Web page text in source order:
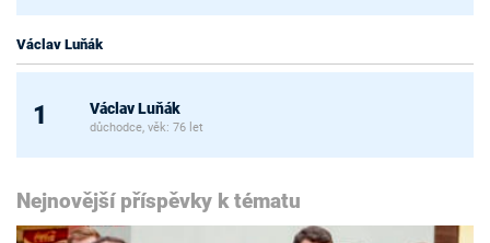
Václav Luňák
1 Václav Luňák
důchodce, věk: 76 let
Nejnovější příspěvky k tématu